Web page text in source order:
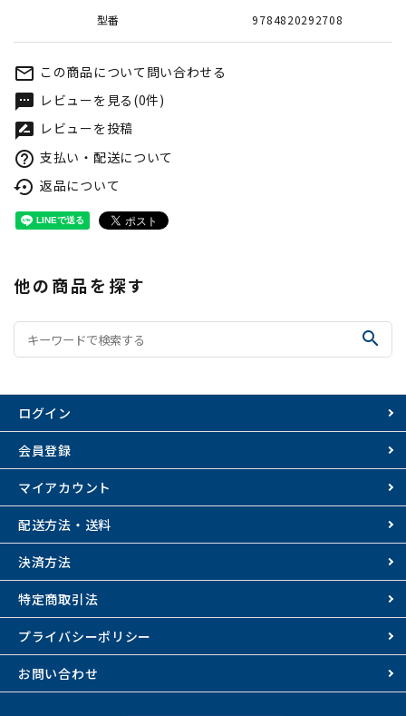
型番 9784820292708
mail_outline この商品について問い合わせる
textsms レビューを見る(0件)
rate_review レビューを投稿
help_outline 支払い・配送について
settings_backup_restore 返品について
他の商品を探す
search
ログイン
会員登録
マイアカウント
配送方法・送料
決済方法
特定商取引法
プライバシーポリシー
お問い合わせ